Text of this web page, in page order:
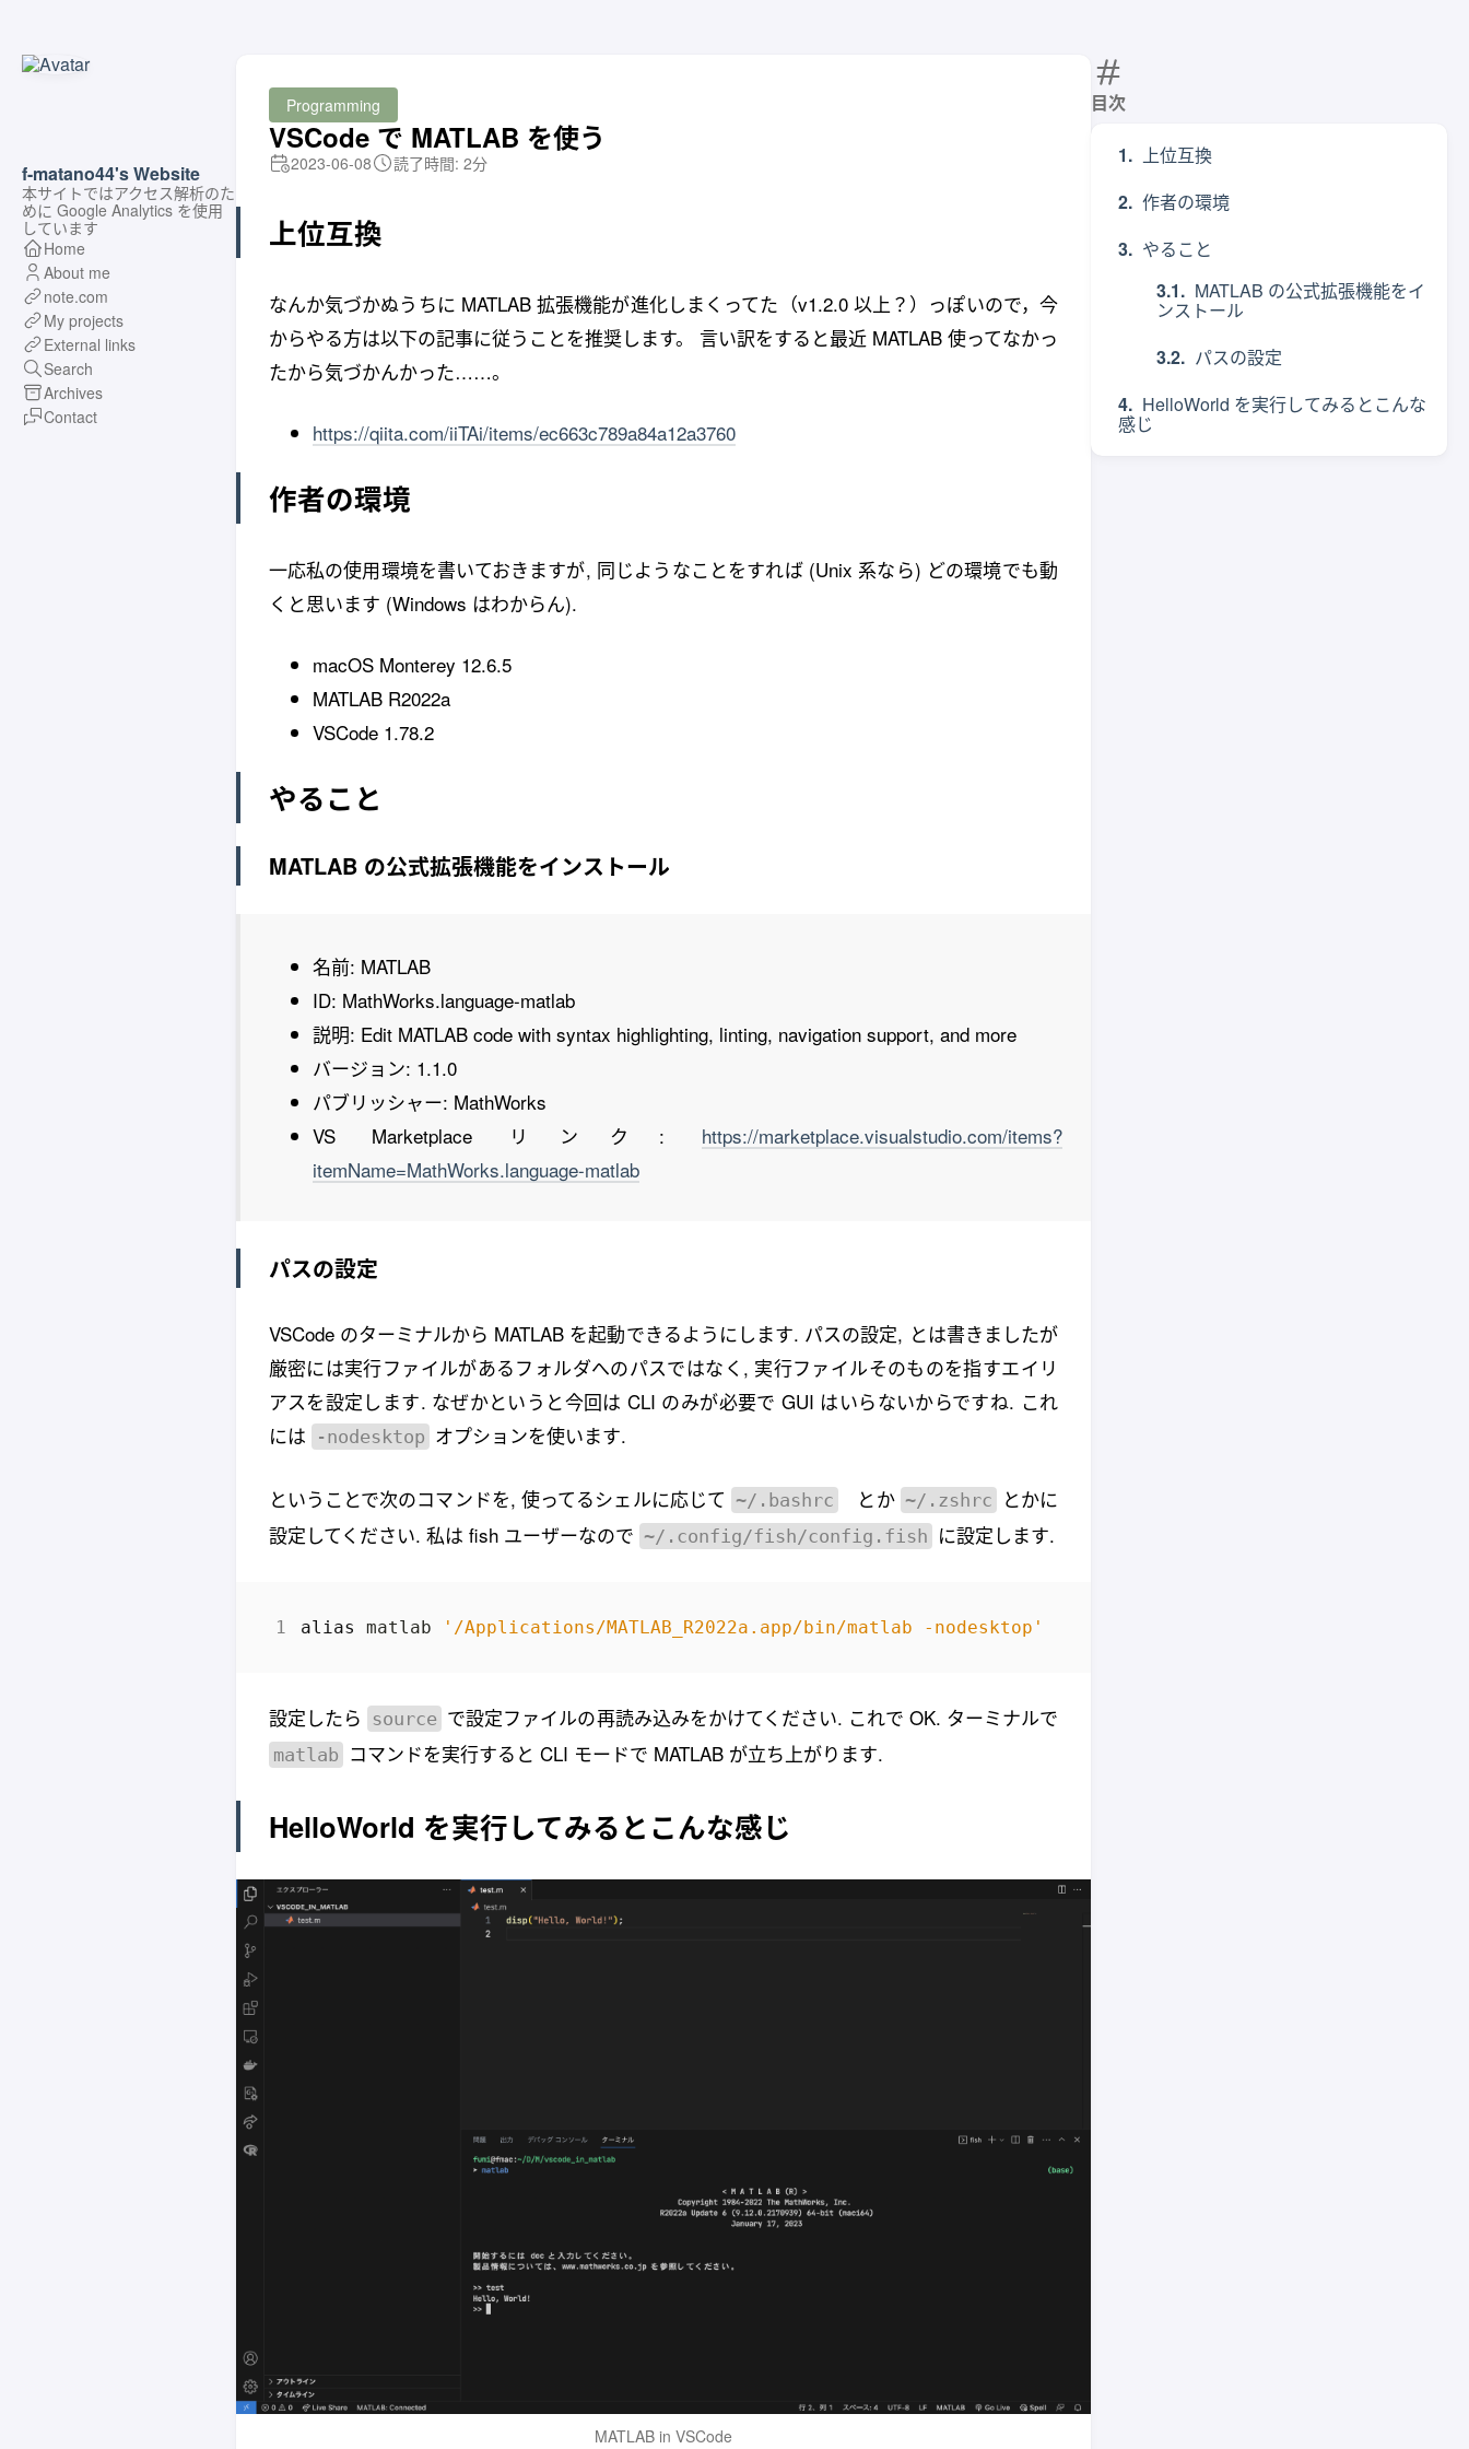
f-matano44's Website
本サイトではアクセス解析のた
めに Google Analytics を使用
しています
Home
About me
note.com
My projects
External links
Search
Archives
Contact
目次
上位互換
作者の環境
やること
MATLAB の公式拡張機能をイ
ンストール
パスの設定
HelloWorld を実行してみるとこんな
感じ
Programming
VSCode で MATLAB を使う
2023-06-08 読了時間: 2分
上位互換
なんか気づかぬうちに MATLAB 拡張機能が進化しまくってた（v1.2.0 以上？）っぽいので，今
からやる方は以下の記事に従うことを推奨します。 言い訳をすると最近 MATLAB 使ってなかっ
たから気づかんかった……。
https://qiita.com/iiTAi/items/ec663c789a84a12a3760
作者の環境
一応私の使用環境を書いておきますが, 同じようなことをすれば (Unix 系なら) どの環境でも動
くと思います (Windows はわからん).
macOS Monterey 12.6.5
MATLAB R2022a
VSCode 1.78.2
やること
MATLAB の公式拡張機能をインストール
名前: MATLAB
ID: MathWorks.language-matlab
説明: Edit MATLAB code with syntax highlighting, linting, navigation support, and more
バージョン: 1.1.0
パブリッシャー: MathWorks
VS Marketplace リンク: https://marketplace.visualstudio.com/items?
itemName=MathWorks.language-matlab
パスの設定
VSCode のターミナルから MATLAB を起動できるようにします. パスの設定, とは書きましたが
厳密には実行ファイルがあるフォルダへのパスではなく, 実行ファイルそのものを指すエイリ
アスを設定します. なぜかというと今回は CLI のみが必要で GUI はいらないからですね. これ
には
-nodesktop オプションを使います.
ということで次のコマンドを, 使ってるシェルに応じて ~/.bashrc とか ~/.zshrc
とかに
設定してください. 私は fish ユーザーなので ~/.config/fish/config.fish に設定します.
alias matlab '/Applications/MATLAB_R2022a.app/bin/matlab -nodesktop'
設定したら source で設定ファイルの再読み込みをかけてください. これで OK. ターミナルで
matlab コマンドを実行すると CLI モードで MATLAB が立ち上がります.
HelloWorld を実行してみるとこんな感じ
MATLAB in VSCode